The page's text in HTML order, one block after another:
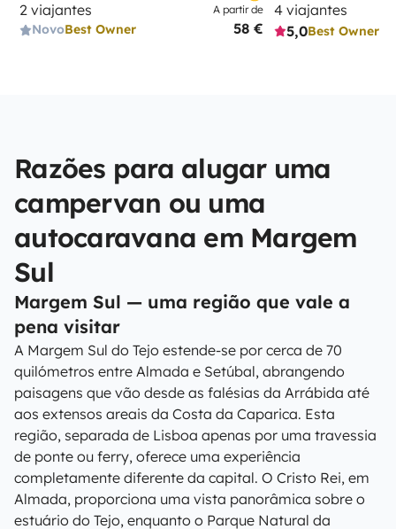
2 viajantes
NovoBest Owner
A partir de
58 €
4 viajantes
5,0Best Owner
Razões para alugar uma
campervan ou uma
autocaravana em Margem
Sul
Margem Sul — uma região que vale a
pena visitar
A Margem Sul do Tejo estende-se por cerca de 70
quilómetros entre Almada e Setúbal, abrangendo
paisagens que vão desde as falésias da Arrábida até
aos extensos areais da Costa da Caparica. Esta
região, separada de Lisboa apenas por uma travessia
de ponte ou ferry, oferece uma experiência
completamente diferente da capital. O Cristo Rei, em
Almada, proporciona uma vista panorâmica sobre o
estuário do Tejo, enquanto o Parque Natural da